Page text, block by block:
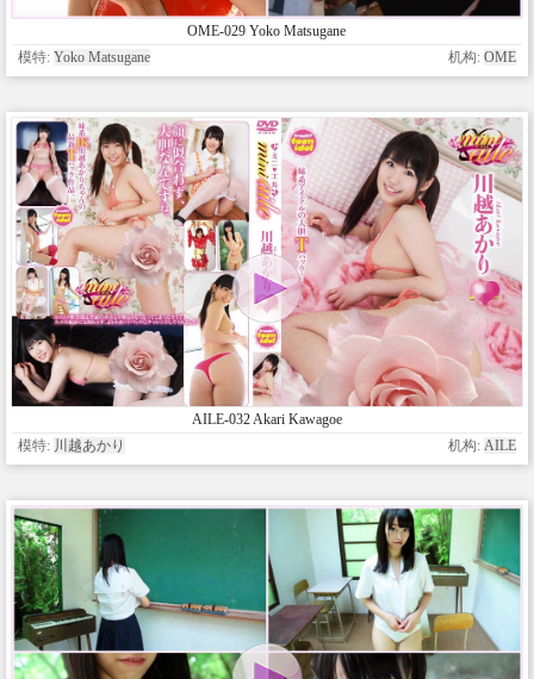
OME-029 Yoko Matsugane
模特: Yoko Matsugane 机构: OME
AILE-032 Akari Kawagoe
模特: 川越あかり 机构: AILE